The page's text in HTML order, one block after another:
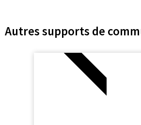
Autres supports de
NOUVEAU !